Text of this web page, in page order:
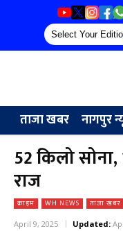
Select Your
ताजा खबर नागपुर
52 किलो
राज
क्राइम WH NEWS ताजा खबर
April 9, 2025 Updated: